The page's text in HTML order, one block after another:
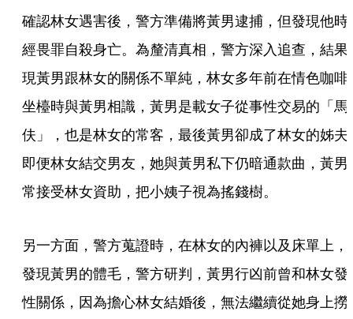
確認林女遇害後，警方準備將黃男逮捕，但發現他時
經畏罪自殺身亡。為釐清真相，警方深入追查，結果
現黃男跟林女的關係不單純，林女多年前在情色咖啡
坐檯時與黃男相識，黃男是載女子從事性交易的「馬
伕」，也是林女的常客，最後黃男卻成了林女的姊夫
即便林女結交男友，她與黃男私下仍暗通款曲，黃男
常接受林女資助，把小姨子視為搖錢樹。
另一方面，警方蒐證時，在林女的內褲以及床單上，
發現黃男的體毛，警方研判，黃男行凶前曾和林女發
性關係，因為擔心林女結婚後，無法繼續從她身上撈